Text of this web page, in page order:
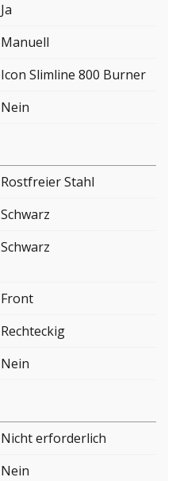
Ja
Manuell
Icon Slimline 800 Burner
Nein
Rostfreier Stahl
Schwarz
Schwarz
Front
Rechteckig
Nein
Nicht erforderlich
Nein